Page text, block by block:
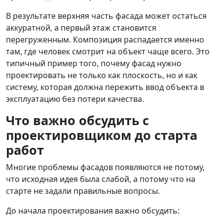
В результате верхняя часть фасада может остаться
аккуратной, а первый этаж становится
перегруженным. Композиция распадается именно
там, где человек смотрит на объект чаще всего. Это
типичный пример того, почему фасад нужно
проектировать не только как плоскость, но и как
систему, которая должна пережить ввод объекта в
эксплуатацию без потери качества.
Что важно обсудить с
проектировщиком до старта
работ
Многие проблемы фасадов появляются не потому,
что исходная идея была слабой, а потому что на
старте не задали правильные вопросы.
До начала проектирования важно обсудить: